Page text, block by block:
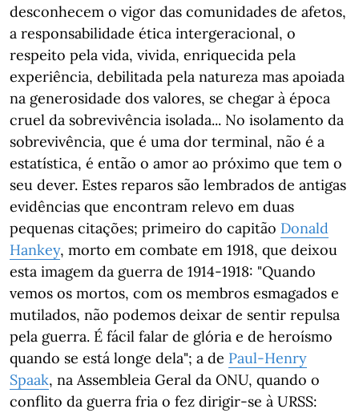
desconhecem o vigor das comunidades de afetos,
a responsabilidade ética intergeracional, o
respeito pela vida, vivida, enriquecida pela
experiência, debilitada pela natureza mas apoiada
na generosidade dos valores, se chegar à época
cruel da sobrevivência isolada... No isolamento da
sobrevivência, que é uma dor terminal, não é a
estatística, é então o amor ao próximo que tem o
seu dever. Estes reparos são lembrados de antigas
evidências que encontram relevo em duas
pequenas citações; primeiro do capitão Donald
Hankey, morto em combate em 1918, que deixou
esta imagem da guerra de 1914-1918: "Quando
vemos os mortos, com os membros esmagados e
mutilados, não podemos deixar de sentir repulsa
pela guerra. É fácil falar de glória e de heroísmo
quando se está longe dela"; a de Paul-Henry
Spaak, na Assembleia Geral da ONU, quando o
conflito da guerra fria o fez dirigir-se à URSS: